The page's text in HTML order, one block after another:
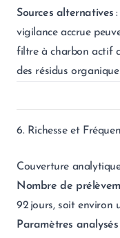
Sources alternatives
vigilance accrue
filtre à charbon actif
des résidus
6. Richesse et
Couverture
Nombre de
92 jours, soit environ
Paramètres analysés